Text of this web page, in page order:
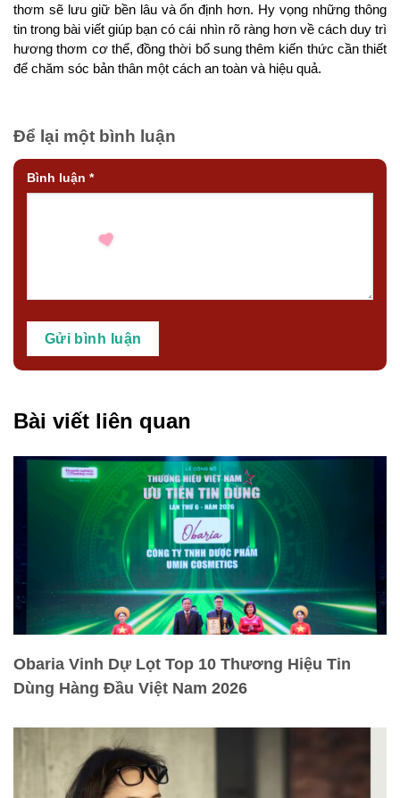
thơm sẽ lưu giữ bền lâu và ổn định hơn. Hy vọng những thông
tin trong bài viết giúp bạn có cái nhìn rõ ràng hơn về cách duy trì
hương thơm cơ thể, đồng thời bổ sung thêm kiến thức cần thiết
để chăm sóc bản thân một cách an toàn và hiệu quả.
Để lại một bình luận
Bình luận *
Bài viết liên quan
Obaria Vinh Dự Lọt Top 10 Thương Hiệu Tin
Dùng Hàng Đầu Việt Nam 2026